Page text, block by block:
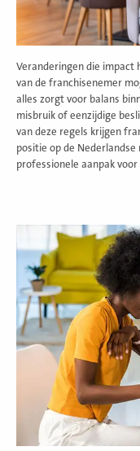
Veranderingen die impact
van de franchisenemer
alles zorgt voor balans
misbruik of eenzijdige
van deze regels krijgen
positie op de
professionele aanpak